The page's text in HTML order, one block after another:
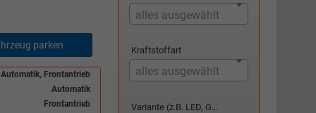
parken
Frontantrieb
Automatik
Frontantrieb
alles ausgewählt
Kraftstoffart
alles ausgewählt
Variante (z.B. LED, GTI, Facelift...)